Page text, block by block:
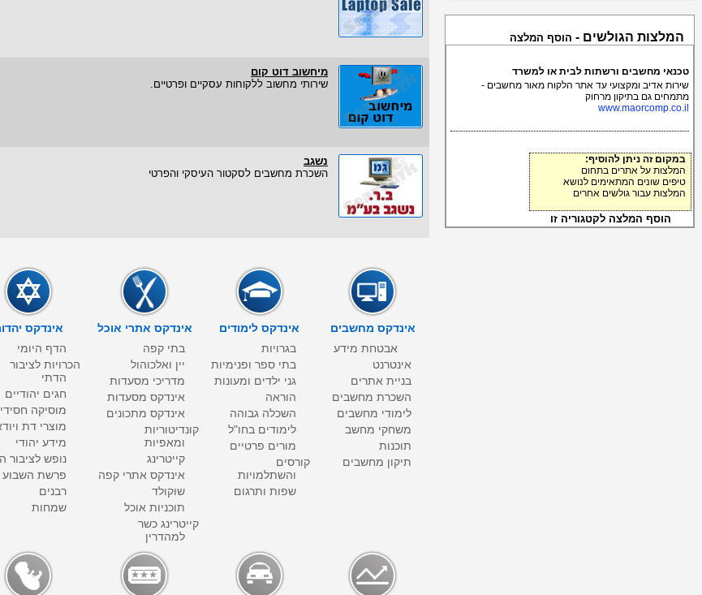
מיחשוב דוט קום
שירותי מחשוב ללקוחות עסקיים ופרטיים.
נשגב
השכרת מחשבים לסקטור העיסקי והפרטי
המלצות הגולשים - הוסף המלצה
טכנאי מחשבים ורשתות לבית או למשרד
שירות אדיב ומקצועי עד אתר הלקוח מאור מחשבים -
מתמחים גם בתיקון מרחוק
www.maorcomp.co.il
במקום זה ניתן להוסיף:
המלצות על אתרים בתחום
טיפים שונים המתאימים לנושא
המלצות עבור גולשים אחרים
הוסף המלצה לקטגוריה זו